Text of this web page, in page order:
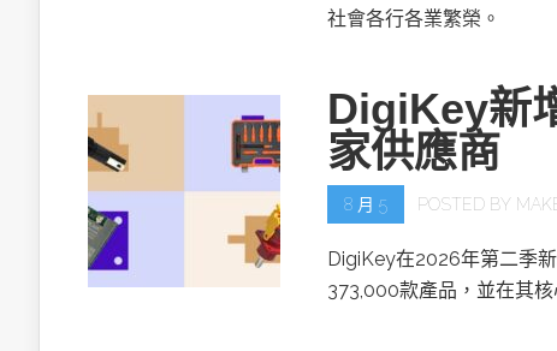
社會各行各業繁榮。
DigiKey新
家供應商
8 月 5 POSTED BY
DigiKey在2026年第二季
373,000款產品，並在其